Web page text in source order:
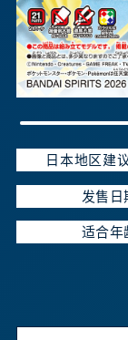
日本地区建
发售日
适合年